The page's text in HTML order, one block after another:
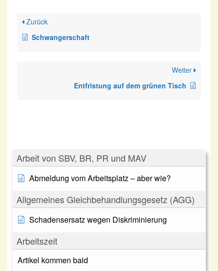
Arbeit von SBV, BR, PR und MAV
Abmeldung vom Arbeitsplatz – aber wie?
Allgemeines Gleichbehandlungsgesetz (AGG)
Schadensersatz wegen Diskriminierung
Arbeitszeit
Artikel kommen bald
Zurück
Schwangerschaft
Weiter
Entfristung auf dem grünen Tisch